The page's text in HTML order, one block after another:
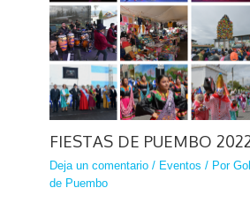
FIESTAS DE PUEMBO
Deja un comentario / Eventos / Por
de Puembo